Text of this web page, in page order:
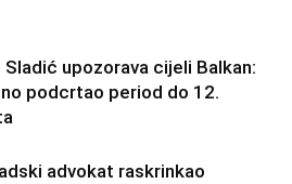
Sladić upozorava cijeli Balkan:
podcrtao period do 12.
advokat raskrinkao